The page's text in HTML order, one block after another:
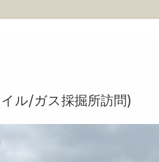
ル/ガス採掘所訪問)